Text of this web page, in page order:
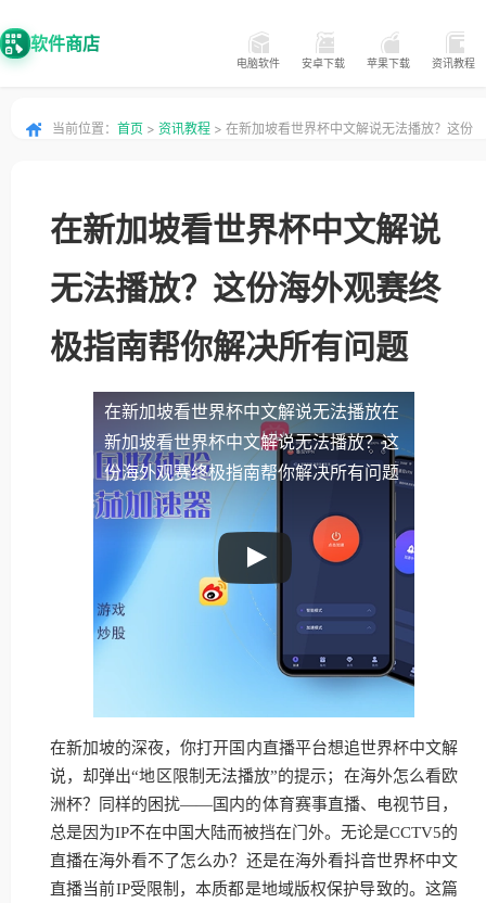
软件商店
电脑软件 安卓下载 苹果下载 资讯教程
当前位置： 首页 > 资讯教程 > 在新加坡看世界杯中文解说无法播放？这份
在新加坡看世界杯中文解说
无法播放？这份海外观赛终
极指南帮你解决所有问题
在新加坡看世界杯中文解说无法播放在
新加坡看世界杯中文解说无法播放？这
份海外观赛终极指南帮你解决所有问题
在新加坡的深夜，你打开国内直播平台想追世界杯中文解
说，却弹出“地区限制无法播放”的提示；在海外怎么看欧
洲杯？同样的困扰——国内的体育赛事直播、电视节目，
总是因为IP不在中国大陆而被挡在门外。无论是CCTV5的
直播在海外看不了怎么办？还是在海外看抖音世界杯中文
直播当前IP受限制，本质都是地域版权保护导致的。这篇